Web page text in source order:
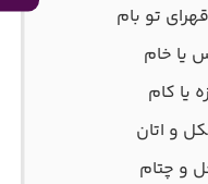
تو بام
یا خام
یا کام
و اتان
و چتام